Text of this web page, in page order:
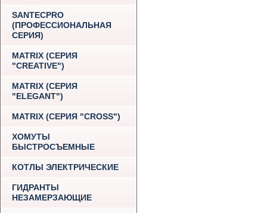
SANTECPRO
(ПРОФЕССИОНАЛЬНАЯ
СЕРИЯ)
MATRIX (СЕРИЯ
"CREATIVE")
MATRIX (СЕРИЯ
"ELEGANT")
MATRIX (СЕРИЯ "CROSS")
ХОМУТЫ
БЫСТРОСЪЕМНЫЕ
КОТЛЫ ЭЛЕКТРИЧЕСКИЕ
ГИДРАНТЫ
НЕЗАМЕРЗАЮЩИЕ